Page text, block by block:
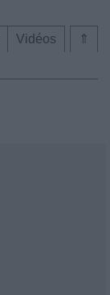
⇑
Vidéos